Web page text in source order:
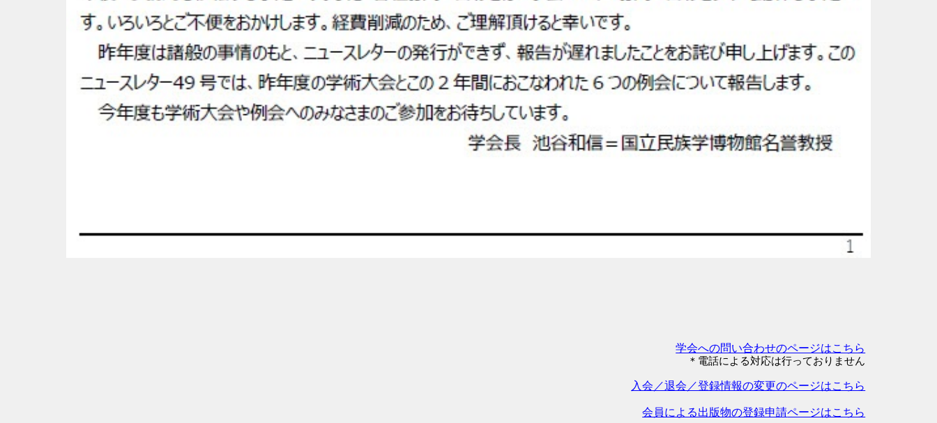
学会への問い合わせのページはこちら
＊電話による対応は行っておりません
入会／退会／登録情報の変更のページはこちら
会員による出版物の登録申請ページはこちら